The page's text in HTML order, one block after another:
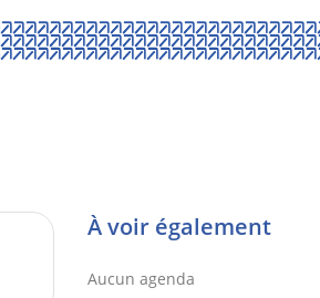
À voir également
Aucun agenda